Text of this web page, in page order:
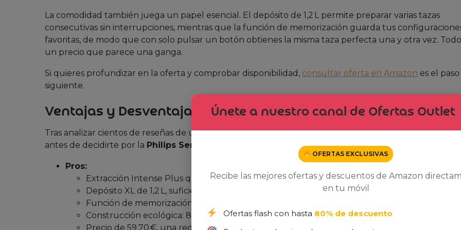
La comodidad también juega un papel esencial. El depósito de 1,2 L permite preparar varias tazas
consecutivas sin interrupciones, mientras que la función de memorización guarda tus
favoritas, de modo que con solo pulsar un botón obtienes la misma taza perfecta una y otra vez. Todo
un precio que parece una ganga.
Si quieres profundizar en la oferta y comprobar disponibilidad, consultar oferta en Amazon es el paso
siguiente.
Ventajas y Desventajas (Opinión Realista)
Tras analizar cientos de reseñas de usuarios, hemos identificado los puntos fuertes y los aspectos a
antes de decidirte por la Philips Senseo Maestro
Pros:
Extracción Intense Plus que entrega café con crema densa y sabor intenso.
Depósito XL de 1,2 L, suficiente para hasta 8 tazas sin recargar.
Función de memorización que guarda tus preferencias de intensidad y cantidad.
Construcción ecológica: 80 % plástico reciclado y 42 % menos consumo energético.
Precio de 59,70 €, una reducción del 50 % respecto al MSRP.
Únete a nuestro canal de Ofertas Outlet
OFERTAS EXCLUSIVAS
Recibe las mejores ofertas y descuentos de Amazon
en tu móvil
Ofertas flash con hasta 80% de descuento